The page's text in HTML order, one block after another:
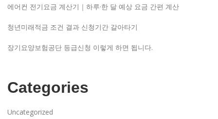
에어컨 전기요금 계산기｜하루·한 달 예상 요금 간편 계산
청년미래적금 조건 결과 신청기간 갈아타기
장기요양보험공단 등급신청 이렇게 하면 됩니다.
Categories
Uncategorized